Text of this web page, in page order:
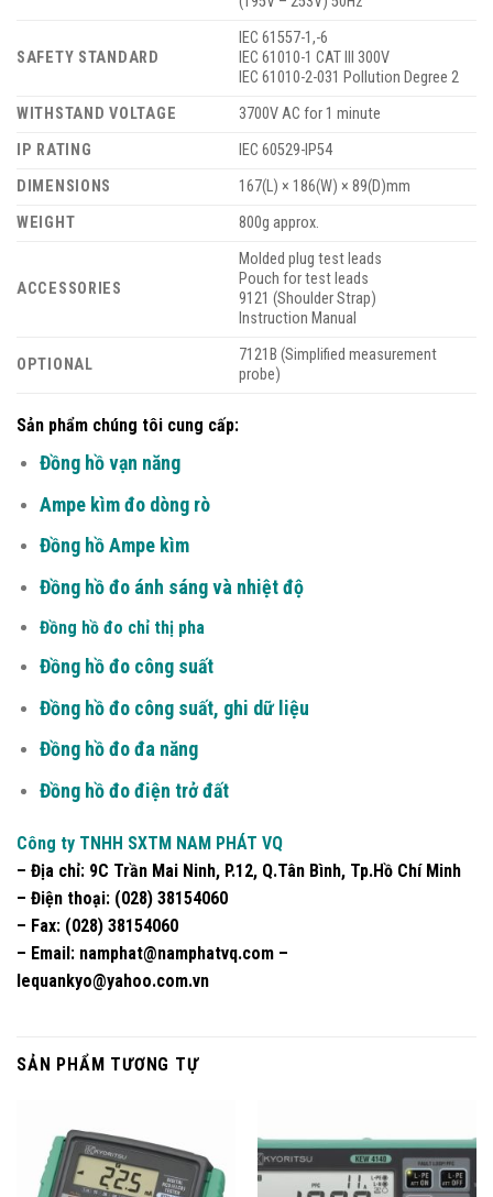
SAFETY STANDARD
IEC 61557-1,-6
IEC 61010-1 CAT III 300V
IEC 61010-2-031 Pollution Degree 2
WITHSTAND VOLTAGE
3700V AC for 1 minute
IP RATING
IEC 60529-IP54
DIMENSIONS
167(L) × 186(W) × 89(D)mm
WEIGHT
800g approx.
ACCESSORIES
Molded plug test leads
Pouch for test leads
9121 (Shoulder Strap)
Instruction Manual
OPTIONAL
7121B (Simplified measurement
probe)
Sản phẩm chúng tôi cung cấp:
Đồng hồ vạn năng
Ampe kìm đo dòng rò
Đồng hồ Ampe kìm
Đồng hồ đo ánh sáng và nhiệt độ
Đồng hồ đo chỉ thị pha
Đồng hồ đo công suất
Đồng hồ đo công suất, ghi dữ liệu
Đồng hồ đo đa năng
Đồng hồ đo điện trở đất
Công ty TNHH SXTM NAM PHÁT VQ
– Địa chỉ: 9C Trần Mai Ninh, P.12, Q.Tân Bình, Tp.Hồ Chí Minh
– Điện thoại: (028) 38154060
– Fax: (028) 38154060
– Email: namphat@namphatvq.com –
lequankyo@yahoo.com.vn
SẢN PHẨM TƯƠNG TỰ